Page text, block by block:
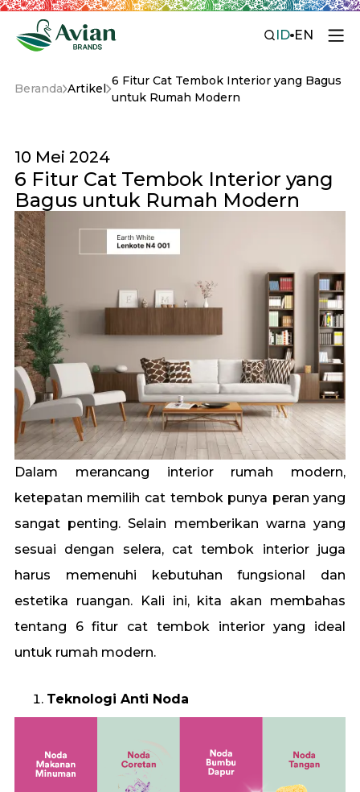
ID EN
Beranda Artikel
6 Fitur Cat Tembok Interior yang Bagus
untuk Rumah Modern
10 Mei 2024
6 Fitur Cat Tembok Interior yang
Bagus untuk Rumah Modern
Dalam merancang interior rumah modern,
ketepatan memilih cat tembok punya peran yang
sangat penting. Selain memberikan warna yang
sesuai dengan selera, cat tembok interior juga
harus memenuhi kebutuhan fungsional dan
estetika ruangan. Kali ini, kita akan membahas
tentang 6 fitur cat tembok interior yang ideal
untuk rumah modern.
Teknologi Anti Noda